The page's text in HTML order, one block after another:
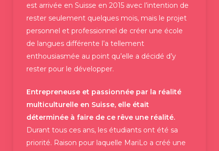
est arrivée en Suisse en 2015 avec l’intention de
rester seulement quelques mois, mais le projet
personnel et professionnel de créer une école
de langues différente l’a tellement
enthousiasmée au point qu’elle a décidé d’y
rester pour le développer.
Entrepreneuse et passionnée par la réalité
multiculturelle en Suisse, elle était
déterminée à faire de ce rêve une réalité.
Durant tous ces ans, les étudiants ont été sa
priorité. Raison pour laquelle MariLo a créé une